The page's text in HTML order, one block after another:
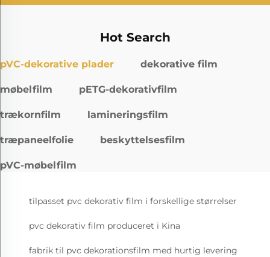
Hot Search
pVC-dekorative plader dekorative film
møbelfilm pETG-dekorativfilm
trækornfilm lamineringsfilm
træpaneelfolie beskyttelsesfilm
pVC-møbelfilm
tilpasset pvc dekorativ film i forskellige størrelser
pvc dekorativ film produceret i Kina
fabrik til pvc dekorationsfilm med hurtig levering